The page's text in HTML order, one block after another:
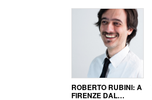
ROBERTO RUBINI: A
FIRENZE DAL